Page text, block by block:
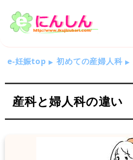
e-妊娠top 初めての産婦人科
産科と婦人科の違い